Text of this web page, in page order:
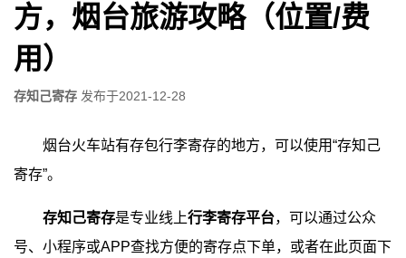
方，烟台旅游攻略（位置/费
用）
存知己寄存 发布于2021-12-28
烟台火车站有存包行李寄存的地方，可以使用“存知己
寄存”。
存知己寄存是专业线上行李寄存平台，可以通过公众
号、小程序或APP查找方便的寄存点下单，或者在此页面下